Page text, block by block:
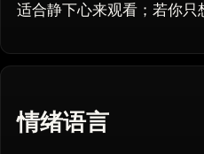
适合静下心来观看；若你只
情绪语言